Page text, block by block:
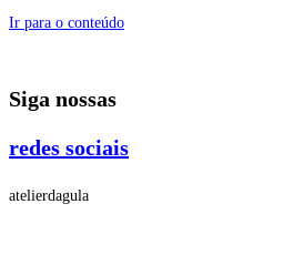
Ir para o conteúdo
Siga nossas
redes sociais
atelierdagula